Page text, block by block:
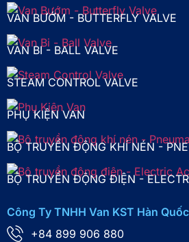
VAN BƯỚM - BUTTERFLY VALVE
VAN BI - BALL VALVE
STEAM CONTROL VALVE
PHỤ KIỆN VAN
BỘ TRUYỀN ĐỘNG KHÍ NÉN -
BỘ TRUYỀN ĐỘNG ĐIỆN -
Công Ty TNHH Van KST Hàn Quốc
+84 899 906 880